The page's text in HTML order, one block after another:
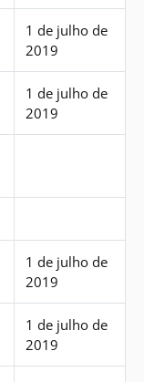
1 de julho de
2019
1 de julho de
2019
1 de julho de
2019
1 de julho de
2019